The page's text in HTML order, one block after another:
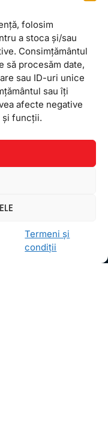
folosim
a stoca și/sau
Consimțământul
să procesăm date,
sau ID-uri unice
sau îți
afecte negative
și funcții.
Termeni și
condiții
să realizăm asta